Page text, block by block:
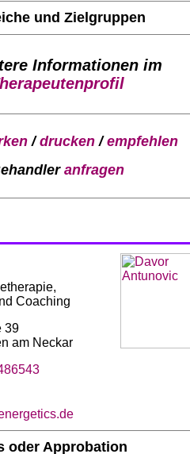
und Zielgruppen
Informationen im
/drucken/empfehlen
anfragen
Coaching
39
am Neckar
oder Approbation